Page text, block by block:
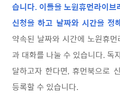
습니다. 이들을 노원휴먼라이
신청을 하고 날짜와 시간을 정
약속된 날짜와 시간에 노원휴
과 대화를 나눌 수 있습니다. 독
달하고자 한다면, 휴먼북으로
등록할 수 있습니다.